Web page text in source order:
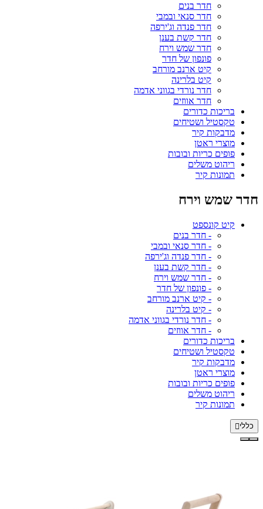
חדר בנים
חדר סנאי ובמבי
חדר פנדה וג'ירפה
חדר קשת בענן
חדר שמש וירח
פונפון של חדר
קיט ארנב מורחב
קיט בלרינה
חדר נורדי בגווני אדמה
חדר אווזים
בריכות כדורים
טקסטיל ושטיחים
מדבקות קיר
מוצרי ראטן
פופים כריות ובובות
ריהוט משלים
תמונות קיר
חדר שמש וירח
קיט קונספט
- חדר בנים
- חדר סנאי ובמבי
- חדר פנדה וג'ירפה
- חדר קשת בענן
- חדר שמש וירח
- פונפון של חדר
- קיט ארנב מורחב
- קיט בלרינה
- חדר נורדי בגווני אדמה
- חדר אווזים
בריכות כדורים
טקסטיל ושטיחים
מדבקות קיר
מוצרי ראטן
פופים כריות ובובות
ריהוט משלים
תמונות קיר
כללי